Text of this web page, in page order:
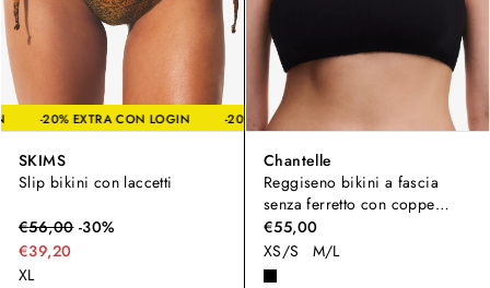
CON LOGIN -20% EXTRA CON LOGIN -20% EXTRA CON LOGIN
SKIMS
Slip bikini con laccetti
€56,00-30%
€39,20
XL
Chantelle
Reggiseno bikini a fascia
senza ferretto con coppe
rimovibili
€55,00
XS/S
M/L